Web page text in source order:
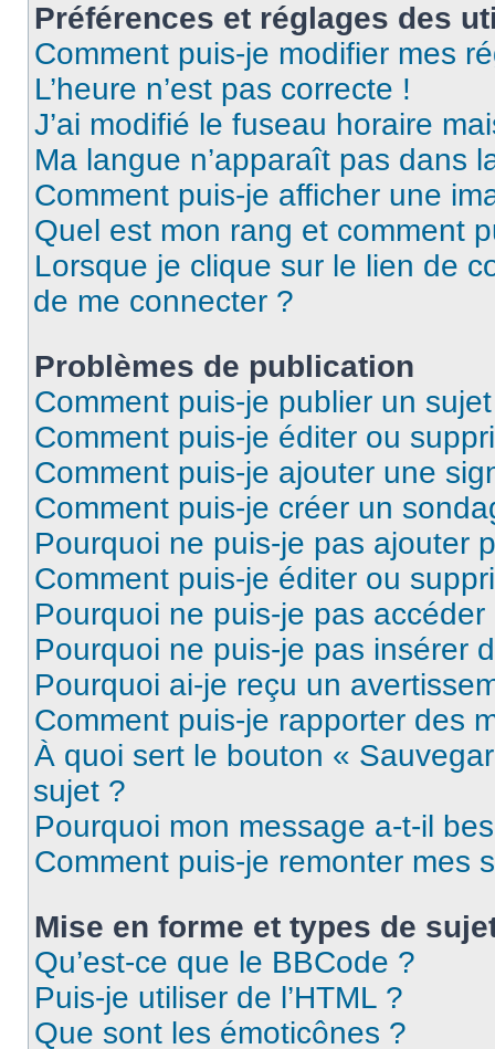
Préférences et réglages des
Comment puis-je modifier mes
L’heure n’est pas correcte !
J’ai modifié le fuseau horaire
Ma langue n’apparaît pas dans
Comment puis-je afficher une
Quel est mon rang et comment
Lorsque je clique sur le lien de
de me connecter ?
Problèmes de publication
Comment puis-je publier un
Comment puis-je éditer ou
Comment puis-je ajouter une
Comment puis-je créer un
Pourquoi ne puis-je pas ajouter
Comment puis-je éditer ou
Pourquoi ne puis-je pas
Pourquoi ne puis-je pas insérer
Pourquoi ai-je reçu un
Comment puis-je rapporter des
À quoi sert le bouton «
sujet ?
Pourquoi mon message a-t-il
Comment puis-je remonter mes
Mise en forme et types de
Qu’est-ce que le BBCode ?
Puis-je utiliser de l’HTML ?
Que sont les émoticônes ?